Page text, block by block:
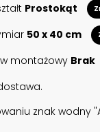
Prostokąt
50 x 40 cm
montażowy Brak
znak wodny